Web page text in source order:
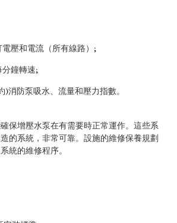
電壓和電流（所有線路）;
分鐘轉速;
)消防泵吸水、流量和壓力指數。
保增壓水泵在有需要時正常運作。這些系
的系統，非常可靠。設施的維修保養規劃
統的維修程序。